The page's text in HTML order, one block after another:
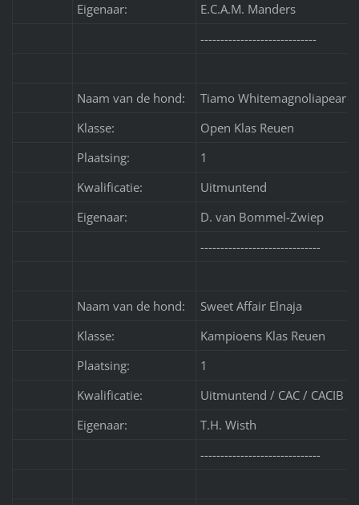
Eigenaar:
E.C.A.M. Manders
-----------------------------
Naam van de hond:
Tiamo Whitemagnoliapearls
Klasse:
Open Klas Reuen
Plaatsing:
1
Kwalificatie:
Uitmuntend
Eigenaar:
D. van Bommel-Zwiep
------------------------------
Naam van de hond:
Sweet Affair Elnaja
Klasse:
Kampioens Klas Reuen
Plaatsing:
1
Kwalificatie:
Uitmuntend / CAC / CACIB /
Eigenaar:
T.H. Wisth
------------------------------